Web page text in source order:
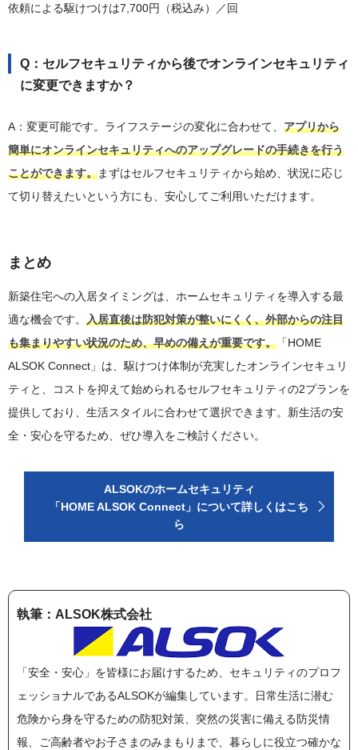
依頼による駆けつけは7,700円（税込み）／回
Q：セルフセキュリティから後でオンラインセキュリティ
に変更できますか？
A：変更可能です。ライフステージの変化に合わせて、 アプリから
簡単にオンラインセキュリティへのアップグレードの手続きを行う
ことができます。まずはセルフセキュリティから始め、状況に応じ
て切り替えたいという方にも、安心してご利用いただけます。
まとめ
新築住宅への入居タイミングは、ホームセキュリティを導入する最
適な機会です。 入居直後は防犯対策が整いにくく、外部からの注目
も集まりやすい状況のため、早めの備えが重要です。 「HOME
ALSOK Connect」は、駆けつけ体制が充実したオンラインセキュリ
ティと、コストを抑えて始められるセルフセキュリティの2プランを
提供しており、生活スタイルに合わせて選択できます。新生活の安
全・安心を守るため、ぜひ導入をご検討ください。
ALSOKのホームセキュリティ
「HOME ALSOK Connect」について詳しくはこち
ら
執筆：ALSOK株式会社
「安全・安心」を皆様にお届けするため、セキュリティのプロフ
ェッショナルであるALSOKが編集しています。日常生活に潜む
危険から身を守るための防犯対策、突然の災害に備える防災情
報、ご高齢者やお子さまのみまもりまで、暮らしに役立つ確かな